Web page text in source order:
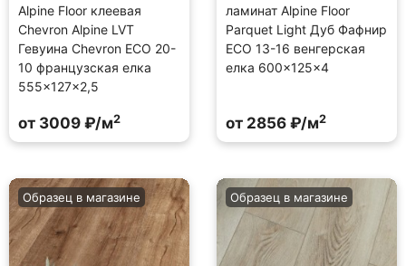
Alpine Floor клеевая
Chevron Alpine LVT
Гевуина Chevron ECO 20-
10 французская елка
555×127×2,5
от 3009 ₽/м2
ламинат Alpine Floor
Parquet Light Дуб Фафнир
ECO 13-16 венгерская
елка 600×125×4
от 2856 ₽/м2
Образец в магазине Образец в магазине